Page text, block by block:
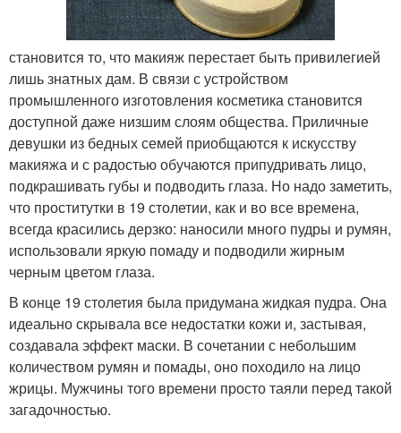
становится то, что макияж перестает быть привилегией
лишь знатных дам. В связи с устройством
промышленного изготовления косметика становится
доступной даже низшим слоям общества. Приличные
девушки из бедных семей приобщаются к искусству
макияжа и с радостью обучаются припудривать лицо,
подкрашивать губы и подводить глаза. Но надо заметить,
что проститутки в 19 столетии, как и во все времена,
всегда красились дерзко: наносили много пудры и румян,
использовали яркую помаду и подводили жирным
черным цветом глаза.
В конце 19 столетия была придумана жидкая пудра. Она
идеально скрывала все недостатки кожи и, застывая,
создавала эффект маски. В сочетании с небольшим
количеством румян и помады, оно походило на лицо
жрицы. Мужчины того времени просто таяли перед такой
загадочностью.